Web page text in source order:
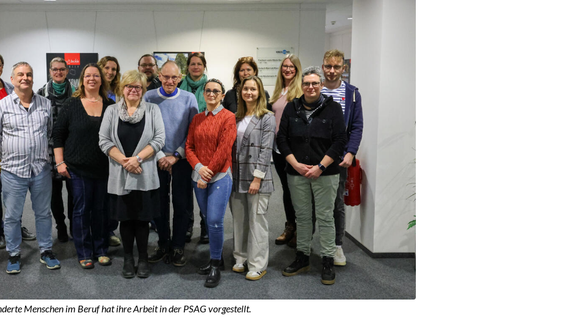
Menschen im Beruf hat ihre Arbeit in der PSAG vorgestellt.